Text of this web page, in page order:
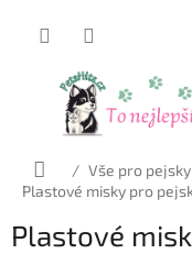
Domů
/ Vše pro pejsky
Plastové misky pro
Plastové